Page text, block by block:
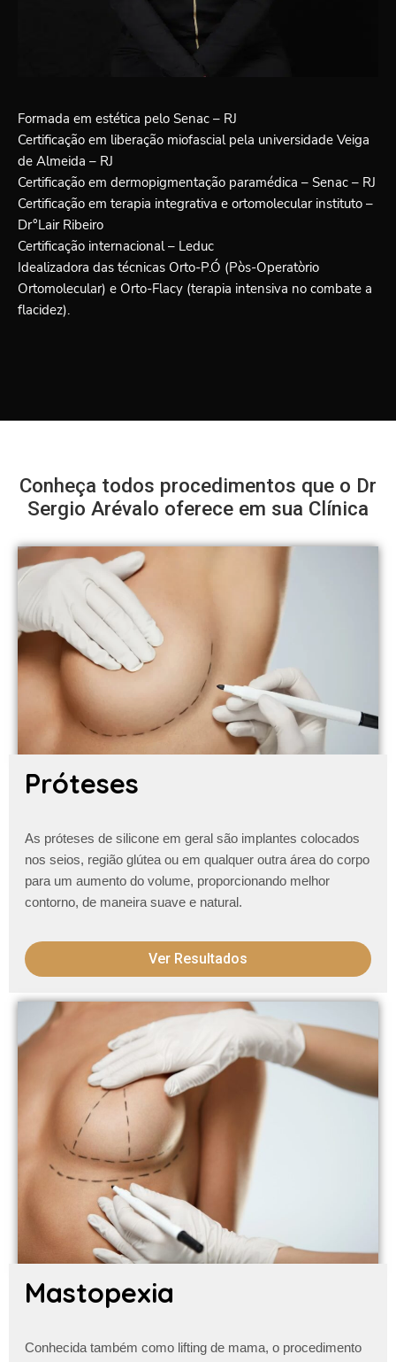
Formada em estética pelo Senac – RJ
Certificação em liberação miofascial pela universidade Veiga
de Almeida – RJ
Certificação em dermopigmentação paramédica – Senac – RJ
Certificação em terapia integrativa e ortomolecular instituto –
Dr°Lair Ribeiro
Certificação internacional – Leduc
Idealizadora das técnicas Orto-P.Ó (Pòs-Operatòrio
Ortomolecular) e Orto-Flacy (terapia intensiva no combate a
flacidez).
Conheça todos procedimentos que o Dr
Sergio Arévalo oferece em sua Clínica
Próteses
As próteses de silicone em geral são implantes colocados
nos seios, região glútea ou em qualquer outra área do corpo
para um aumento do volume, proporcionando melhor
contorno, de maneira suave e natural.
Ver Resultados
Mastopexia
Conhecida também como lifting de mama, o procedimento